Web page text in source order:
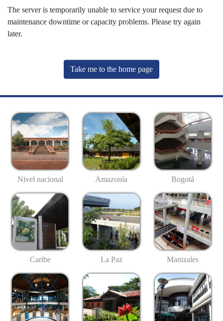
The server is temporarily unable to service your request due to
maintenance downtime or capacity problems. Please try again
later.
Take me to the home page
Nivel nacional Amazonía Bogotá
Caribe La Paz Manizales